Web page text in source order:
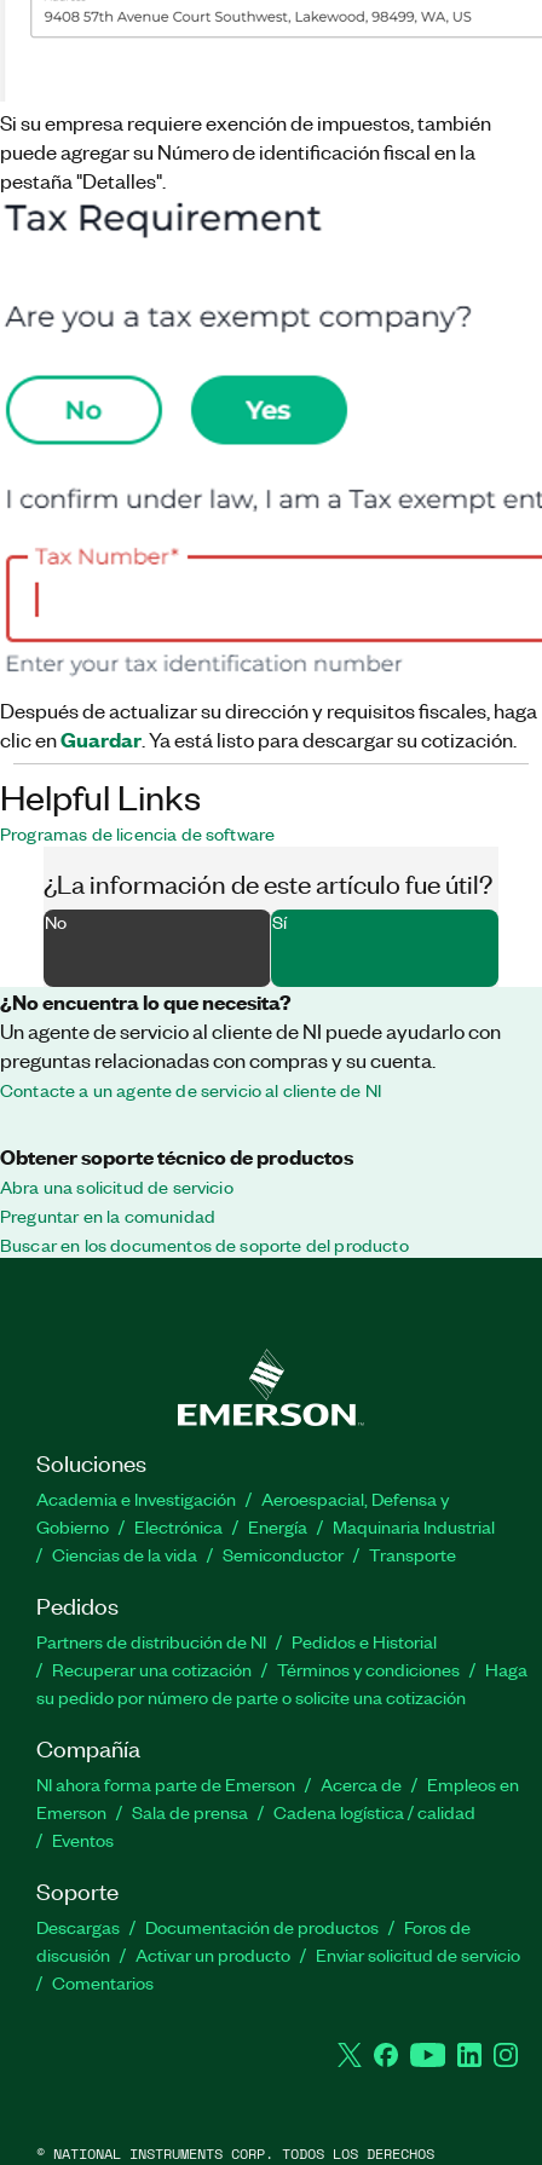
Si su empresa requiere exención de impuestos, también
puede agregar su Número de identificación fiscal en la
pestaña "Detalles".
Después de actualizar su dirección y requisitos fiscales, haga
clic enGuardar . Ya está listo para descargar su cotización.
Helpful Links
Programas de licencia de software
¿La información de este artículo fue útil?
No Sí
¿No encuentra lo que necesita?
Un agente de servicio al cliente de NI puede ayudarlo con
preguntas relacionadas con compras y su cuenta.
Contacte a un agente de servicio al cliente de NI
Obtener soporte técnico de productos
Abra una solicitud de servicio
Preguntar en la comunidad
Buscar en los documentos de soporte del producto
Soluciones
Academia e Investigación
Aeroespacial, Defensa y
Gobierno
Electrónica Energía
Maquinaria Industrial
Ciencias de la vida
Semiconductor Transporte
Pedidos
Partners de distribución de NI
Pedidos e Historial
Recuperar una cotización
Términos y condiciones
Haga
su pedido por número de parte o solicite una cotización
Compañía
NI ahora forma parte de Emerson Acerca de
Empleos en
Emerson
Sala de prensa
Cadena logística / calidad
Eventos
Soporte
Descargas Documentación de productos
Foros de
discusión
Activar un producto
Enviar solicitud de servicio
Comentarios
TwitterFacebookYouTube
© NATIONAL INSTRUMENTS CORP. TODOS LOS DERECHOS